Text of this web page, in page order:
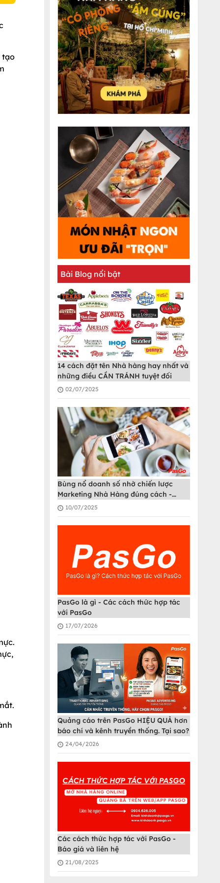
tạo
Bài Blog nổi bật
14 cách đặt tên Nhà hàng hay nhất và
những điều CẦN TRÁNH tuyệt đối
02/07/2025
Bùng nổ doanh số nhờ chiến lược
Marketing Nhà Hàng đúng cách -
PasGo
10/07/2025
PasGo là gì - Các cách thức hợp tác
với PasGo
17/07/2026
Quảng cáo trên PasGo HIỆU QUẢ hơn
báo chí và kênh truyền thống. Tại sao?
24/04/2026
Các cách thức hợp tác với PasGo -
Báo giá và liên hệ
21/08/2025